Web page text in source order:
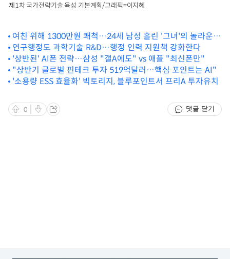
제1차 국가전략기술 육성 기본계획/그래픽=이지혜
여친 위해 1300만원 쾌척…24세 남성 홀린 '그녀'의 놀라운
정체
연구행정도 과학기술 R&D…행정 인력 지원책 강화한다
'상반된' AI폰 전략…삼성 "갤A에도" vs 애플 "최신폰만"
"상반기 글로벌 핀테크 투자 519억달러…핵심 포인트는 AI"
'소용량 ESS 효율화' 빅토리지, 블루포인트서 프리A 투자유치
0 댓글 닫기